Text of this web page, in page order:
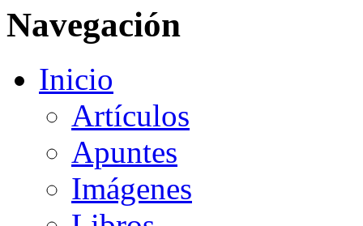
Navegación
Inicio
Artículos
Apuntes
Imágenes